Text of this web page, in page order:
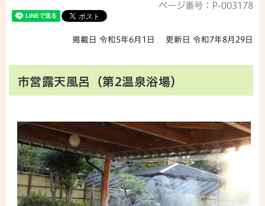
ページ番号：P-003178
掲載日 令和5年6月1日 更新日 令和7年8月29日
市営露天風呂（第2温泉浴場）